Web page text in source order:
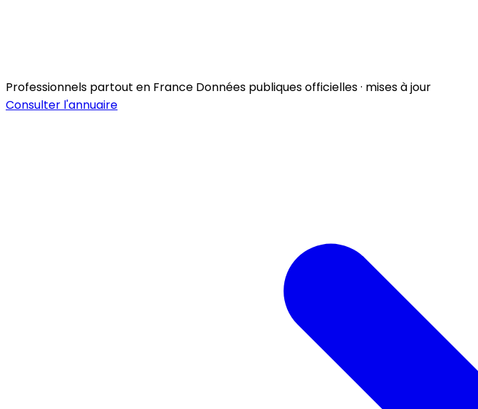
Professionnels partout en France Données publiques officielles · mises à jour
Consulter l'annuaire